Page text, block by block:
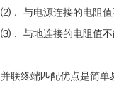
⑵． 与电源连接的电阻值
⑶． 与地连接的电阻值不
并联终端匹配优点是简单